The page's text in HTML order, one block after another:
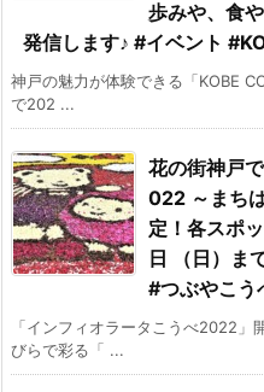
歩みや、食
発信します♪ #イベント
神戸の魅力が体験できる「KOBE
で202 ...
花の街神戸
022 ～まち
定！各スポ
日 （日）ま
#つぶやこう
「インフィオラータこうべ2022
びらで彩る「 ...